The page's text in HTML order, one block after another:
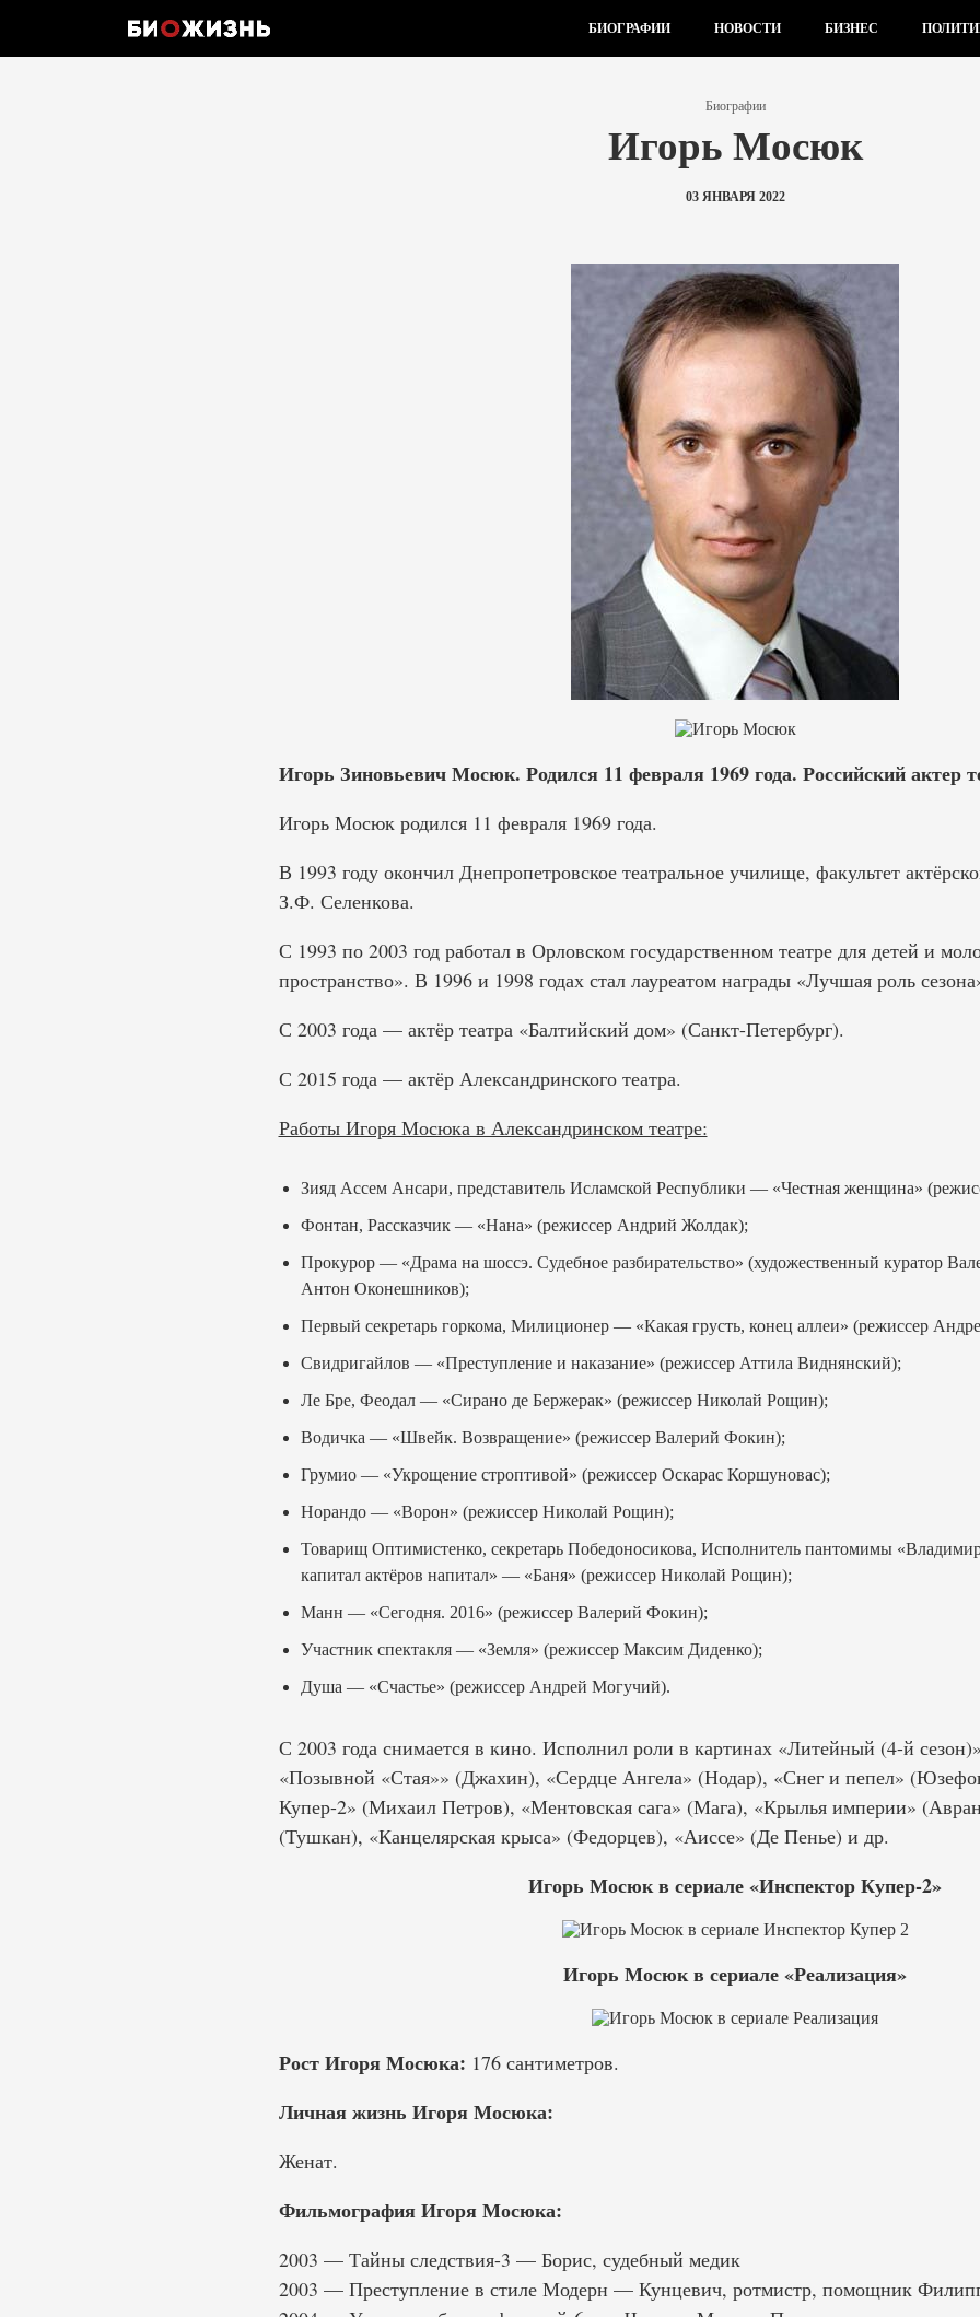
БИОГРАФИИ НОВОСТИ БИЗНЕС
Биографии
Игорь Мосюк
03 ЯНВАРЯ 2022
Игорь Зиновьевич Мосюк. Родился 11 февраля 1969 года. Российский актер
Игорь Мосюк родился 11 февраля 1969 года.
В 1993 году окончил Днепропетровское театральное училище, факультет
З.Ф. Селенкова.
С 1993 по 2003 год работал в Орловском государственном театре для детей и
пространство». В 1996 и 1998 годах стал лауреатом награды «Лучшая роль
С 2003 года — актёр театра «Балтийский дом» (Санкт-Петербург).
С 2015 года — актёр Александринского театра.
Работы Игоря Мосюка в Александринском театре:
Зияд Ассем Ансари, представитель Исламской Республики — «Честная женщина»
Фонтан, Рассказчик — «Нана» (режиссер Андрий Жолдак);
Прокурор — «Драма на шоссэ. Судебное разбирательство» (художественный куратор
Антон Оконешников);
Первый секретарь горкома, Милиционер — «Какая грусть, конец аллеи» (режиссер
Свидригайлов — «Преступление и наказание» (режиссер Аттила Виднянский);
Ле Бре, Феодал — «Сирано де Бержерак» (режиссер Николай Рощин);
Водичка — «Швейк. Возвращение» (режиссер Валерий Фокин);
Грумио — «Укрощение строптивой» (режиссер Оскарас Коршуновас);
Норандо — «Ворон» (режиссер Николай Рощин);
Товарищ Оптимистенко, секретарь Победоносикова, Исполнитель пантомимы
капитал актёров напитал» — «Баня» (режиссер Николай Рощин);
Манн — «Сегодня. 2016» (режиссер Валерий Фокин);
Участник спектакля — «Земля» (режиссер Максим Диденко);
Душа — «Счастье» (режиссер Андрей Могучий).
С 2003 года снимается в кино. Исполнил роли в картинах «Литейный (4-й
«Позывной «Стая»» (Джахин), «Сердце Ангела» (Нодар), «Снег и пепел»
Купер-2» (Михаил Петров), «Ментовская сага» (Мага), «Крылья империи»
(Тушкан), «Канцелярская крыса» (Федорцев), «Аиссе» (Де Пенье) и др.
Игорь Мосюк в сериале «Инспектор Купер-2»
Игорь Мосюк в сериале «Реализация»
Рост Игоря Мосюка: 176 сантиметров.
Личная жизнь Игоря Мосюка:
Женат.
Фильмография Игоря Мосюка:
2003 — Тайны следствия-3 — Борис, судебный медик
2003 — Преступление в стиле Модерн — Кунцевич, ротмистр, помощник